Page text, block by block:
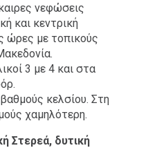
νεφώσεις
και κεντρική
ώρες με τοπικούς
3 με 4 και στα
κελσίου. Στη
χαμηλότερη.
Στερεά, δυτική